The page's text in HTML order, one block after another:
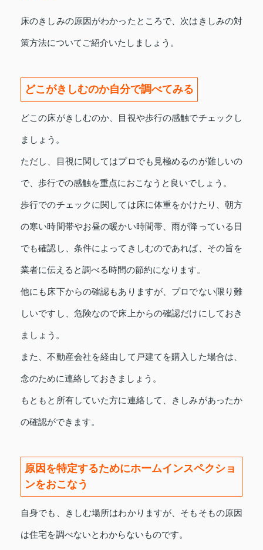
床のきしみの原因がわかったところで、次はきしみの対
策方法についてご紹介いたしましょう。
どこがきしむのか自分で調べてみる
どこの床がきしむのか、目視や歩行の感触でチェックし
ましょう。
ただし、目視に関してはプロでも見極めるのが難しいの
で、歩行での感触を重点におこなうと良いでしょう。
歩行でのチェックに関しては床に体重をかけたり、朝方
の寒い時間帯やお昼の暖かい時間帯、雨が降っている日
でも確認し、条件によってきしむのであれば、その旨を
業者に伝えると調べる時間の節約になります。
他にも床下からの確認もありますが、プロでない限り難
しいですし、危険なので床上からの確認だけにしておき
ましょう。
また、不動産会社を経由して戸建てを購入した場合は、
念のために連絡しておきましょう。
もともと所有していた方に連絡して、きしみがあったか
の確認ができます。
原因を特定するためにホームインスペクショ
ンをおこなう
自身でも、きしむ場所はわかりますが、そもそもの原因
は住宅を調べないとわからないものです。